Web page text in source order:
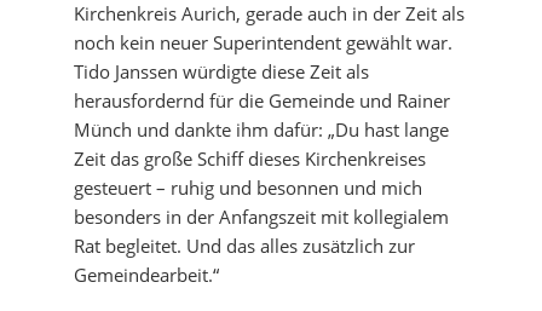
Kirchenkreis Aurich, gerade auch in der Zeit als
noch kein neuer Superintendent gewählt war.
Tido Janssen würdigte diese Zeit als
herausfordernd für die Gemeinde und Rainer
Münch und dankte ihm dafür: „Du hast lange
Zeit das große Schiff dieses Kirchenkreises
gesteuert – ruhig und besonnen und mich
besonders in der Anfangszeit mit kollegialem
Rat begleitet. Und das alles zusätzlich zur
Gemeindearbeit.“